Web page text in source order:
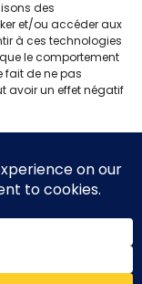
des
et/ou accéder aux
à ces technologies
le comportement
fait de ne pas
avoir un effet négatif
de cookies
partielle interdite